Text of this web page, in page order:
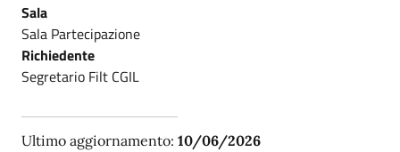
Sala
Sala Partecipazione
Richiedente
Segretario Filt CGIL
Ultimo aggiornamento: 10/06/2026